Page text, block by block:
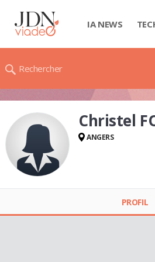
IA NEWS
Rechercher
Christel
ANGERS
PROFIL